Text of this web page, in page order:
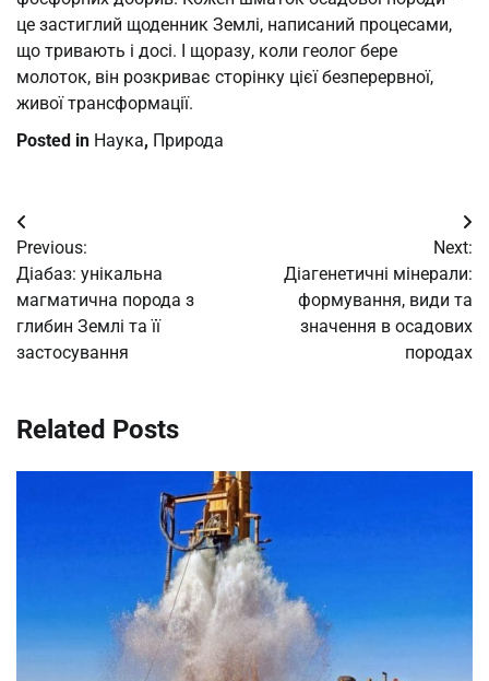
це застиглий щоденник Землі, написаний процесами,
що тривають і досі. І щоразу, коли геолог бере
молоток, він розкриває сторінку цієї безперервної,
живої трансформації.
Posted in Наука, Природа
Post
navigation
Previous:
Діабаз: унікальна
магматична порода з
глибин Землі та її
застосування
Next:
Діагенетичні мінерали:
формування, види та
значення в осадових
породах
Related Posts